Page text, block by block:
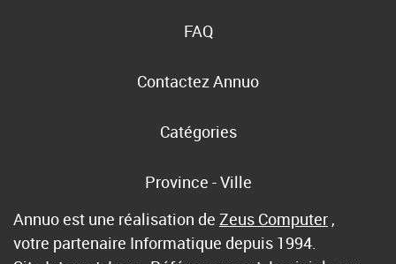
FAQ
Contactez Annuo
Catégories
Province - Ville
Annuo est une réalisation de Zeus Computer ,
votre partenaire Informatique depuis 1994.